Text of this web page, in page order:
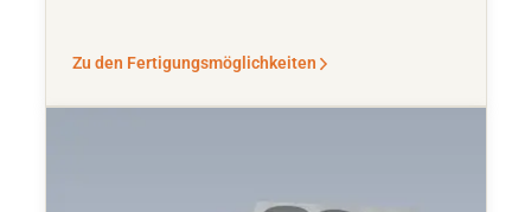
Zu den Fertigungsmöglichkeiten